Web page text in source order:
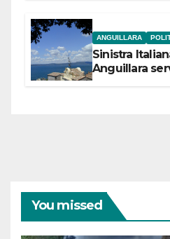
ANGUILLARA
Sinistra
Anguillara
You missed